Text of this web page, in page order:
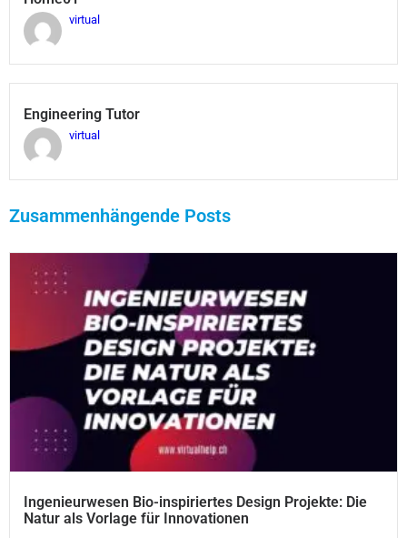
virtual
Engineering Tutor
virtual
Zusammenhängende Posts
Ingenieurwesen Bio-inspiriertes Design Projekte: Die
Natur als Vorlage für Innovationen